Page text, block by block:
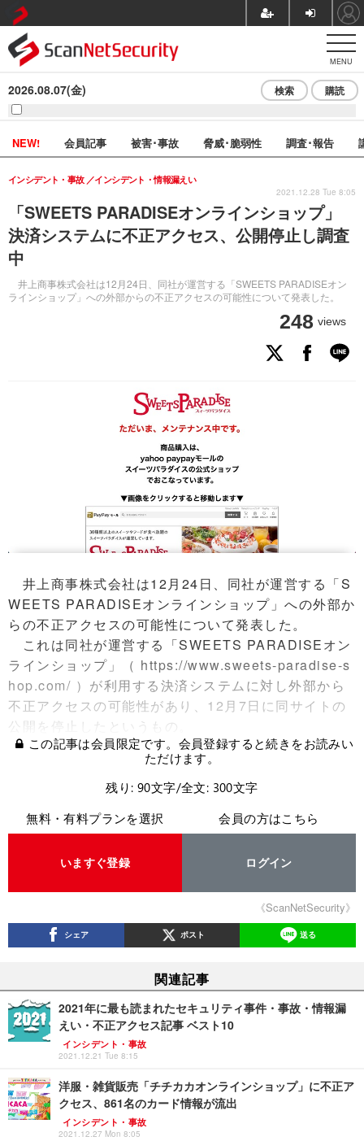
MENU
2026.08.07(金) 検索 購読
NEW! 会員記事 被害･事故 脅威･脆弱性 調査･報告
「SWEETS PARADISEオンラインショップ」
決済システムに不正アクセス、公開停止し調査
中
井上商事株式会社は12月24日、同社が運営する「SWEETS PARADISEオン
ラインショップ」への外部からの不正アクセスの可能性について発表した。
インシデント・事故 インシデント・情報漏えい
248 views
2021.12.28 Tue 8:05
井上商事株式会社は12月24日、同社が運営する「S
WEETS PARADISEオンラインショップ」への外部か
らの不正アクセスの可能性について発表した。
これは同社が運営する「SWEETS PARADISEオン
ラインショップ」（ https://www.sweets-paradise-s
hop.com/ ）が利用する決済システムに対し外部から
不正アクセスの可能性があり、12月7日に同サイトの
公開を停止したというもの。
この記事は会員限定です。会員登録すると続きをお読みい
ただけます。
残り: 90文字/全文: 300文字
無料・有料プランを選択
いますぐ登録
会員の方はこちら
ログイン
《ScanNetSecurity》
シェア ポスト 送る
関連記事
2021年に最も読まれたセキュリティ事件・事故・情報漏
えい・不正アクセス記事 ベスト10
インシデント・事故
2021.12.21 Tue 8:15
洋服・雑貨販売「チチカカオンラインショップ」に不正ア
クセス、861名のカード情報が流出
インシデント・事故
2021.12.27 Mon 8:05